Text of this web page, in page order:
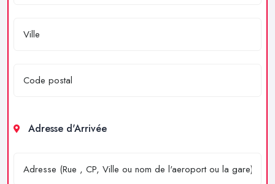
Adresse d'Arrivée